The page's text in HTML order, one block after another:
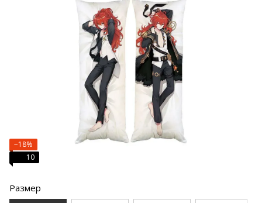
−18%
10
Размер